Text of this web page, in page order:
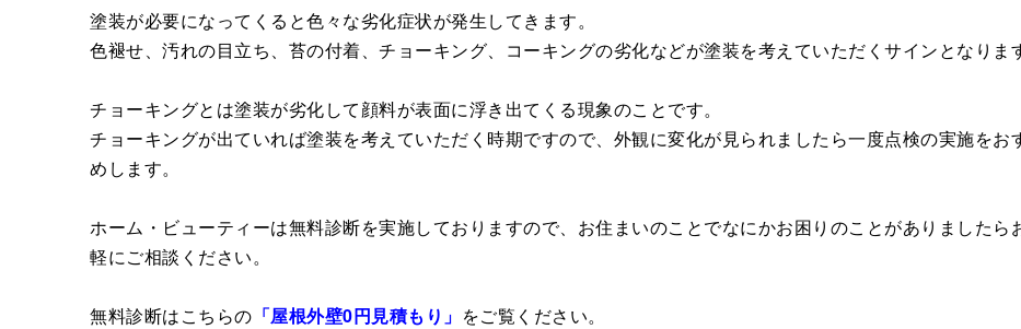
塗装が必要になってくると色々な劣化症状が発生してきます。
色褪せ、汚れの目立ち、苔の付着、チョーキング、コーキングの劣化などが塗装を考えていただくサインとなります
チョーキングとは塗装が劣化して顔料が表面に浮き出てくる現象のことです。
チョーキングが出ていれば塗装を考えていただく時期ですので、外観に変化が見られましたら一度点検の実施をお
めします。
ホーム・ビューティーは無料診断を実施しておりますので、お住まいのことでなにかお困りのことがありましたら
軽にご相談ください。
無料診断はこちらの 「屋根外壁0円見積もり」 をご覧ください。